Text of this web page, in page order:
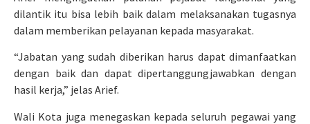
dilantik itu bisa lebih baik dalam melaksanakan tugasnya
dalam memberikan pelayanan kepada masyarakat.
“Jabatan yang sudah diberikan harus dapat dimanfaatkan
dengan baik dan dapat dipertanggungjawabkan dengan
hasil kerja,” jelas Arief.
Wali Kota juga menegaskan kepada seluruh pegawai yang